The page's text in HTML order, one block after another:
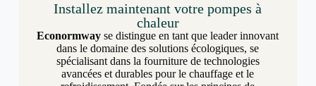
Installez maintenant votre pompes à
chaleur
Econormway se distingue en tant que leader innovant
dans le domaine des solutions écologiques, se
spécialisant dans la fourniture de technologies
avancées et durables pour le chauffage et le